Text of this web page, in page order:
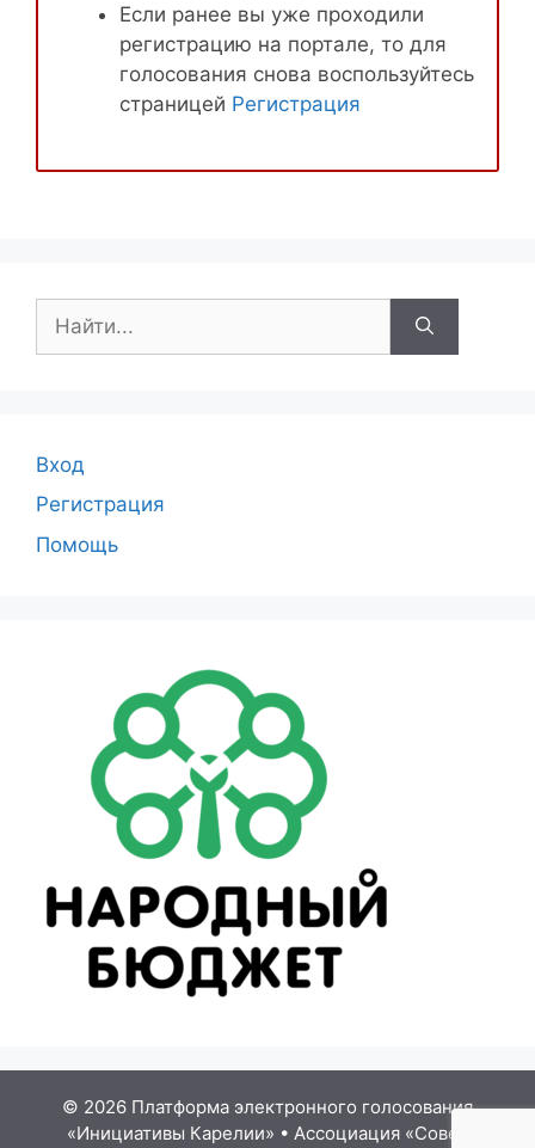
Если ранее вы уже проходили
регистрацию на портале, то для
голосования снова воспользуйтесь
страницей Регистрация
Вход
Регистрация
Помощь
© 2026 Платформа электронного голосования
«Инициативы Карелии» • Ассоциация «Совет